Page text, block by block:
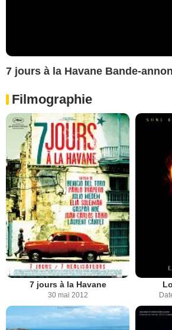
7 jours à la Havane Bande-
Filmographie
7 jours à la Havane
30 mai 2012